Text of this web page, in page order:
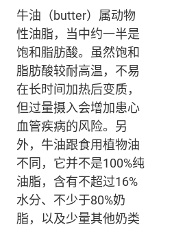
牛油（butter）属动物
性油脂，当中约一半是
饱和脂肪酸。虽然饱和
脂肪酸较耐高温，不易
在长时间加热后变质，
但过量摄入会增加患心
血管疾病的风险。另
外，牛油跟食用植物油
不同，它并不是100%纯
油脂，含有不超过16%
水分、不少于80%奶
脂，以及少量其他奶类